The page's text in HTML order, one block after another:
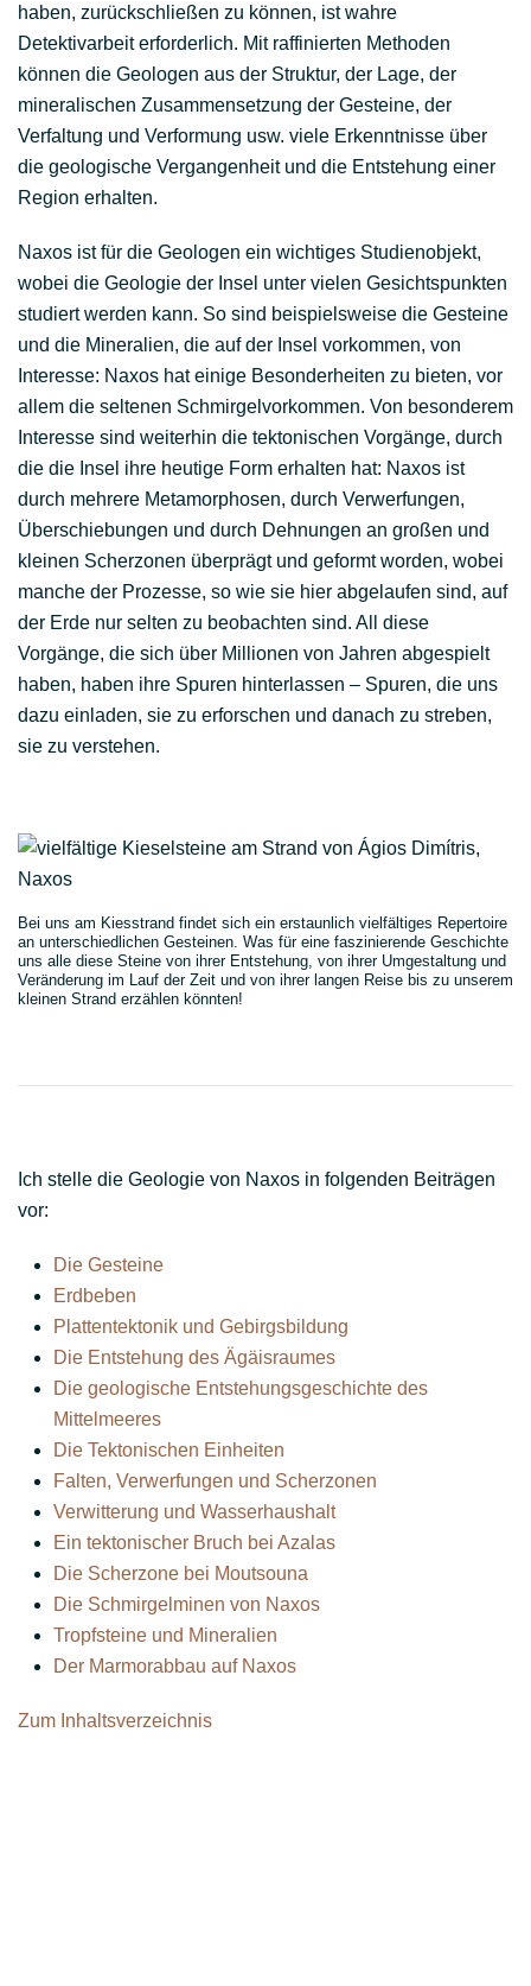
haben, zurückschließen zu können, ist wahre
Detektivarbeit erforderlich. Mit raffinierten Methoden
können die Geologen aus der Struktur, der Lage, der
mineralischen Zusammensetzung der Gesteine, der
Verfaltung und Verformung usw. viele Erkenntnisse über
die geologische Vergangenheit und die Entstehung einer
Region erhalten.
Naxos ist für die Geologen ein wichtiges Studienobjekt,
wobei die Geologie der Insel unter vielen Gesichtspunkten
studiert werden kann. So sind beispielsweise die Gesteine
und die Mineralien, die auf der Insel vorkommen, von
Interesse: Naxos hat einige Besonderheiten zu bieten, vor
allem die seltenen Schmirgelvorkommen. Von besonderem
Interesse sind weiterhin die tektonischen Vorgänge, durch
die die Insel ihre heutige Form erhalten hat: Naxos ist
durch mehrere Metamorphosen, durch Verwerfungen,
Überschiebungen und durch Dehnungen an großen und
kleinen Scherzonen überprägt und geformt worden, wobei
manche der Prozesse, so wie sie hier abgelaufen sind, auf
der Erde nur selten zu beobachten sind. All diese
Vorgänge, die sich über Millionen von Jahren abgespielt
haben, haben ihre Spuren hinterlassen – Spuren, die uns
dazu einladen, sie zu erforschen und danach zu streben,
sie zu verstehen.
Bei uns am Kiesstrand findet sich ein erstaunlich vielfältiges Repertoire
an unterschiedlichen Gesteinen. Was für eine faszinierende Geschichte
uns alle diese Steine von ihrer Entstehung, von ihrer Umgestaltung und
Veränderung im Lauf der Zeit und von ihrer langen Reise bis zu unserem
kleinen Strand erzählen könnten!
Ich stelle die Geologie von Naxos in folgenden Beiträgen
vor:
Die Gesteine
Erdbeben
Plattentektonik und Gebirgsbildung
Die Entstehung des Ägäisraumes
Die geologische Entstehungsgeschichte des
Mittelmeeres
Die Tektonischen Einheiten
Falten, Verwerfungen und Scherzonen
Verwitterung und Wasserhaushalt
Ein tektonischer Bruch bei Azalas
Die Scherzone bei Moutsouna
Die Schmirgelminen von Naxos
Tropfsteine und Mineralien
Der Marmorabbau auf Naxos
Zum Inhaltsverzeichnis